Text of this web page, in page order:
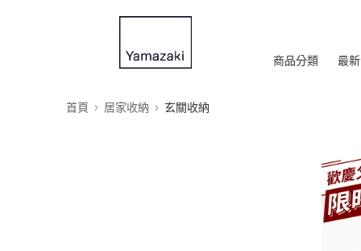
商品分類 最
首頁 居家收納 玄關收納